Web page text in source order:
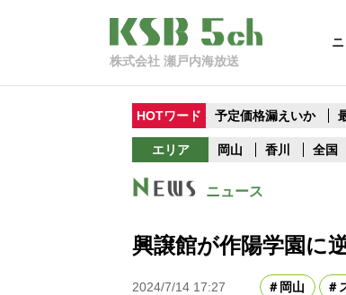
株式会社 瀬戸内海放送
HOTワード 予定価格漏えいか
エリア 岡山 香川 全国
ニュース
興譲館が作陽学園に
2024/7/14 17:27 岡山